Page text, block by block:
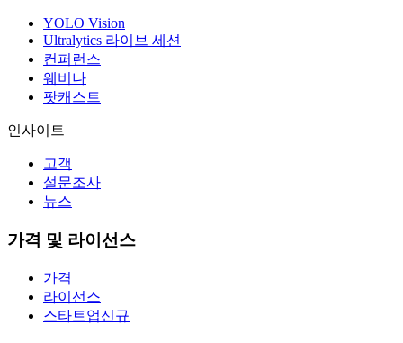
YOLO Vision
Ultralytics 라이브 세션
컨퍼런스
웨비나
팟캐스트
인사이트
고객
설문조사
뉴스
가격 및 라이선스
가격
라이선스
스타트업신규